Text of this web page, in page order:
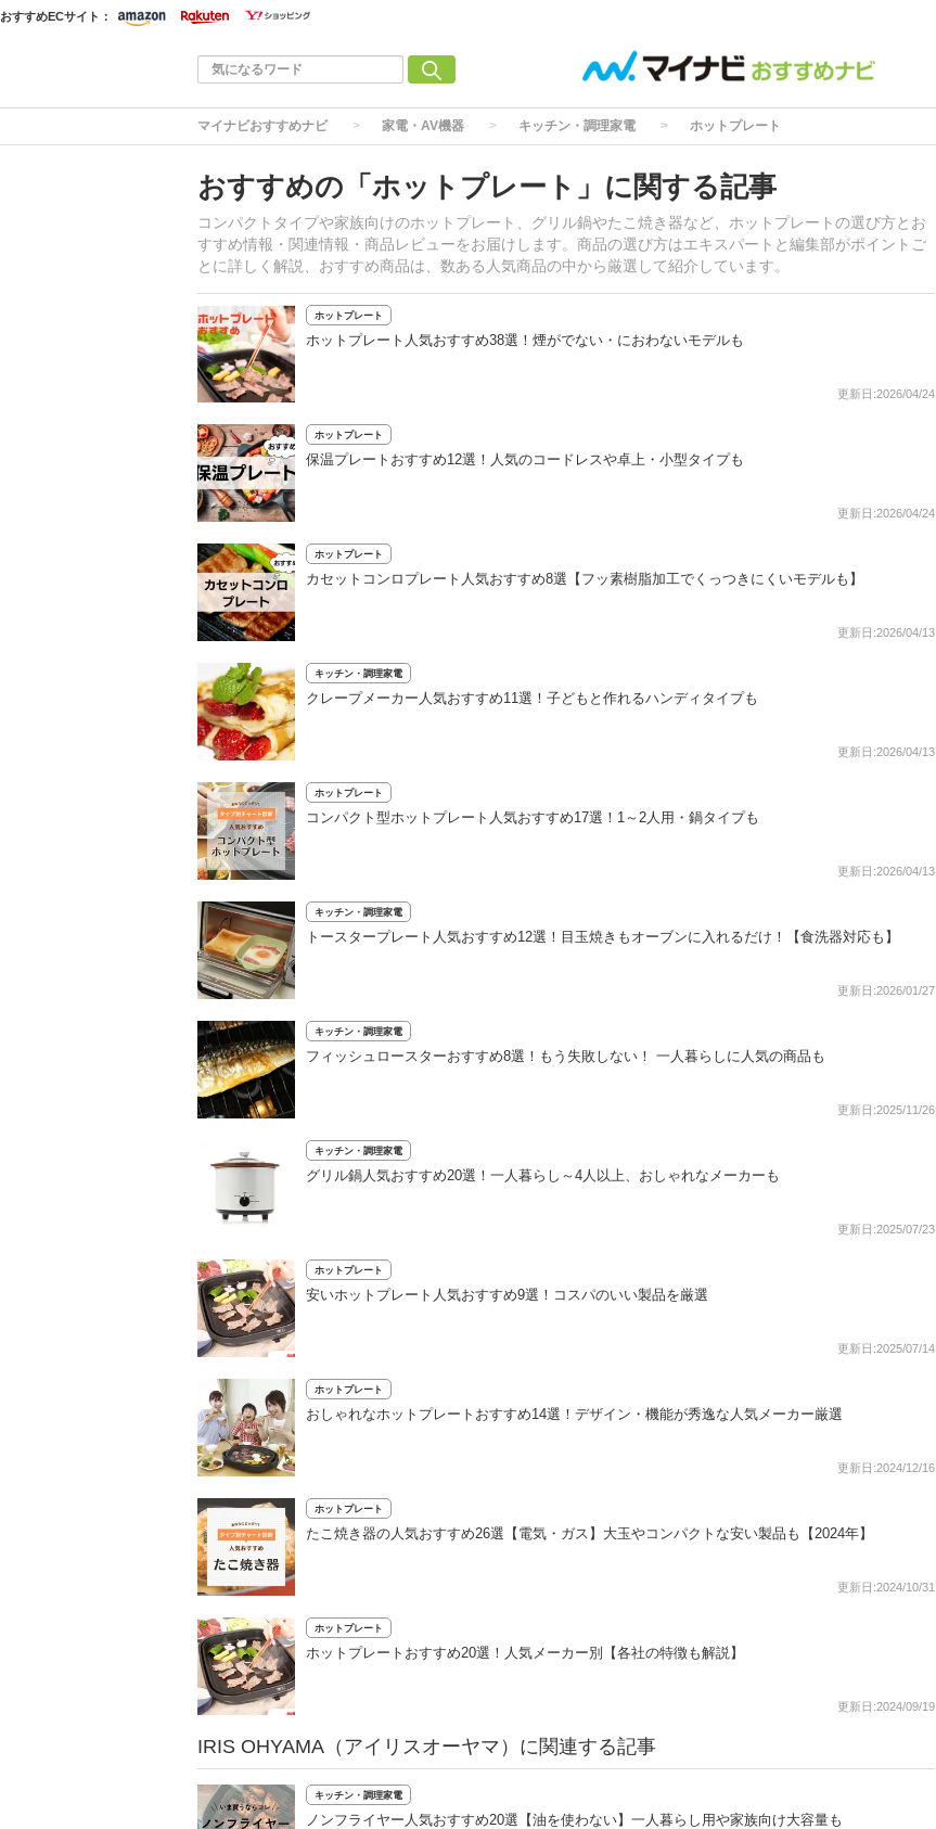
おすすめECサイト：
マイナビおすすめナビ 家電・AV機器 キッチン・調理家電 ホットプレート
おすすめの「ホットプレート」に関する記事
コンパクトタイプや家族向けのホットプレート、グリル鍋やたこ焼き器など、ホットプレートの選び方とお
すすめ情報・関連情報・商品レビューをお届けします。商品の選び方はエキスパートと編集部がポイントご
とに詳しく解説、おすすめ商品は、数ある人気商品の中から厳選して紹介しています。
ホットプレート
ホットプレート人気おすすめ38選！煙がでない・におわないモデルも
更新日:2026/04/24
ホットプレート
保温プレートおすすめ12選！人気のコードレスや卓上・小型タイプも
更新日:2026/04/24
ホットプレート
カセットコンロプレート人気おすすめ8選【フッ素樹脂加工でくっつきにくいモデルも】
更新日:2026/04/13
キッチン・調理家電
クレープメーカー人気おすすめ11選！子どもと作れるハンディタイプも
更新日:2026/04/13
ホットプレート
コンパクト型ホットプレート人気おすすめ17選！1～2人用・鍋タイプも
更新日:2026/04/13
キッチン・調理家電
トースタープレート人気おすすめ12選！目玉焼きもオーブンに入れるだけ！【食洗器対応も】
更新日:2026/01/27
キッチン・調理家電
フィッシュロースターおすすめ8選！もう失敗しない！ 一人暮らしに人気の商品も
更新日:2025/11/26
キッチン・調理家電
グリル鍋人気おすすめ20選！一人暮らし～4人以上、おしゃれなメーカーも
更新日:2025/07/23
ホットプレート
安いホットプレート人気おすすめ9選！コスパのいい製品を厳選
更新日:2025/07/14
ホットプレート
おしゃれなホットプレートおすすめ14選！デザイン・機能が秀逸な人気メーカー厳選
更新日:2024/12/16
ホットプレート
たこ焼き器の人気おすすめ26選【電気・ガス】大玉やコンパクトな安い製品も【2024年】
更新日:2024/10/31
ホットプレート
ホットプレートおすすめ20選！人気メーカー別【各社の特徴も解説】
更新日:2024/09/19
IRIS OHYAMA（アイリスオーヤマ）に関連する記事
キッチン・調理家電
ノンフライヤー人気おすすめ20選【油を使わない】一人暮らし用や家族向け大容量も